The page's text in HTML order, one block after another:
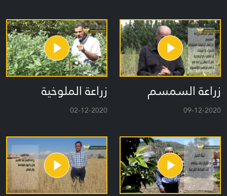
زراعة السمسم
09-12-2020
زراعة الملوخية
02-12-2020